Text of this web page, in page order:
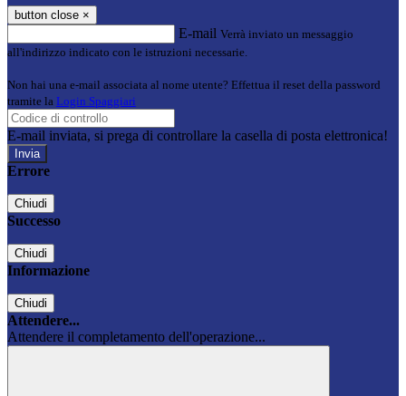
button close ×
E-mail Verrà inviato un messaggio
all'indirizzo indicato con le istruzioni necessarie.
Non hai una e-mail associata al nome utente? Effettua il reset della password
tramite la Login Spaggiari
E-mail inviata, si prega di controllare la casella di posta elettronica!
Errore
Chiudi
Successo
Chiudi
Informazione
Chiudi
Attendere...
Attendere il completamento dell'operazione...